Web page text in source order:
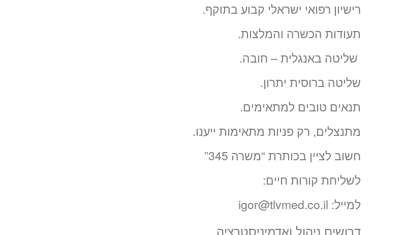
רישיון רפואי ישראלי קבוע בתוקף.
תעודות הכשרה והמלצות.
שליטה באנגלית – חובה.
שליטה ברוסית יתרון.
תנאים טובים למתאימים.
מתנצלים, רק פניות מתאימות ייענו.
חשוב לציין בכותרת “משרה 345”
לשליחת קורות חיים:
למייל: igor@tlvmed.co.il
דרושים ניהול ואדמיניסטרציה